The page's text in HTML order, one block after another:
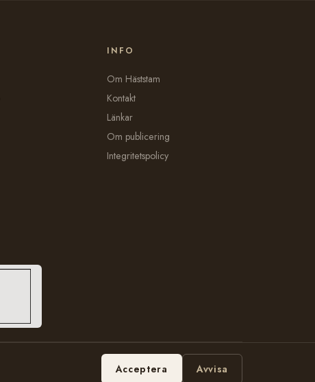
INFO
Om Häststam
Kontakt
Länkar
Om publicering
Integritetspolicy
Hosting: Bobbe Consulting
Acceptera Avvisa